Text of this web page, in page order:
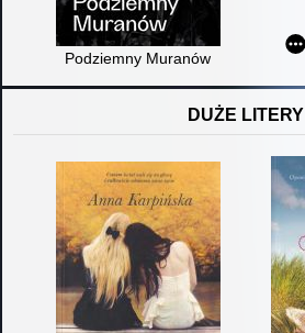
Podziemny Muranów
DUŻE LITERY